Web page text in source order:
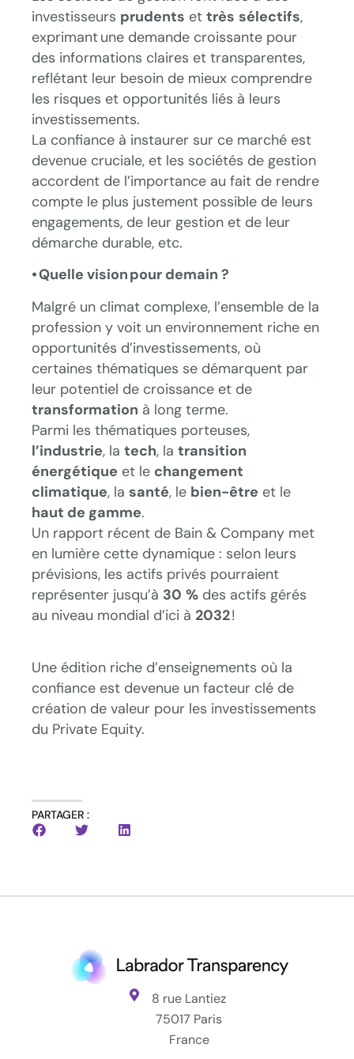
investisseurs prudents et très sélectifs,
exprimant une demande croissante pour
des informations claires et transparentes,
reflétant leur besoin de mieux comprendre
les risques et opportunités liés à leurs
investissements.
La confiance à instaurer sur ce marché est
devenue cruciale, et les sociétés de gestion
accordent de l’importance au fait de rendre
compte le plus justement possible de leurs
engagements, de leur gestion et de leur
démarche durable, etc.
• Quelle vision pour demain ?
Malgré un climat complexe, l’ensemble de la
profession y voit un environnement riche en
opportunités d’investissements, où
certaines thématiques se démarquent par
leur potentiel de croissance et de
transformation à long terme.
Parmi les thématiques porteuses,
l’industrie, la tech, la transition
énergétique et le changement
climatique, la santé, le bien-être et le
haut de gamme.
Un rapport récent de Bain & Company met
en lumière cette dynamique : selon leurs
prévisions, les actifs privés pourraient
représenter jusqu’à 30 % des actifs gérés
au niveau mondial d’ici à 2032!
Une édition riche d’enseignements où la
confiance est devenue un facteur clé de
création de valeur pour les investissements
du Private Equity.
PARTAGER :
8 rue Lantiez
75017 Paris
France